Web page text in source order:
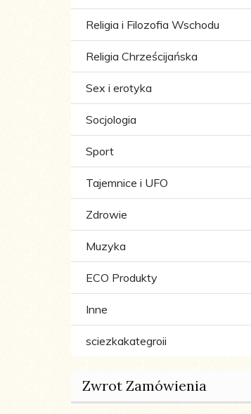
Religia i Filozofia Wschodu
Religia Chrześcijańska
Sex i erotyka
Socjologia
Sport
Tajemnice i UFO
Zdrowie
Muzyka
ECO Produkty
Inne
sciezkakategroii
Zwrot Zamówienia